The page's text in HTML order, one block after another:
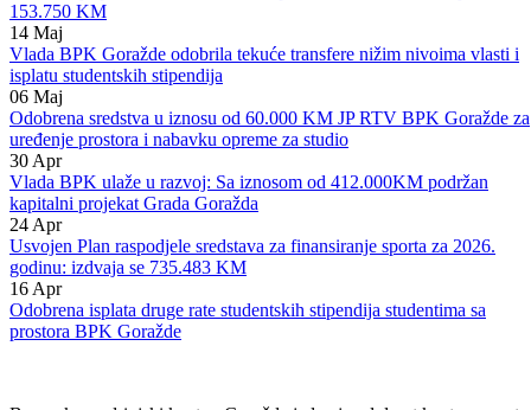
Sjednice Vlade
20 Maj
Za sanaciju putne infrastrukture u Općini Pale u FBiH izdvaja se
153.750 KM
14 Maj
Vlada BPK Goražde odobrila tekuće transfere nižim nivoima vlasti i
isplatu studentskih stipendija
06 Maj
Odobrena sredstva u iznosu od 60.000 KM JP RTV BPK Goražde za
uređenje prostora i nabavku opreme za studio
30 Apr
Vlada BPK ulaže u razvoj: Sa iznosom od 412.000KM podržan
kapitalni projekat Grada Goražda
24 Apr
Usvojen Plan raspodjele sredstava za finansiranje sporta za 2026.
godinu: izdvaja se 735.483 KM